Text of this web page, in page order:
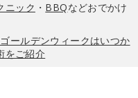
ニック ・ BBQなどおでかけ
ールデンウィークはいつか
をご紹介